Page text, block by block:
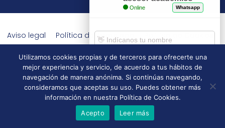
Aviso legal Política de Privacidad
Política de Cookies
Escuela Superior de Hostelería de Sevilla | 2026 | Todos los
derechos reservados
Utilizamos cookies propias y de terceros para ofrecerte una
mejor experiencia y servicio, de acuerdo a tus hábitos de
navegación de manera anónima. Si continúas navegando,
consideramos que aceptas su uso. Puedes obtener más
información en nuestra Política de Cookies.
Acepto
Leer más
Online Whatsapp
Comenzar chat